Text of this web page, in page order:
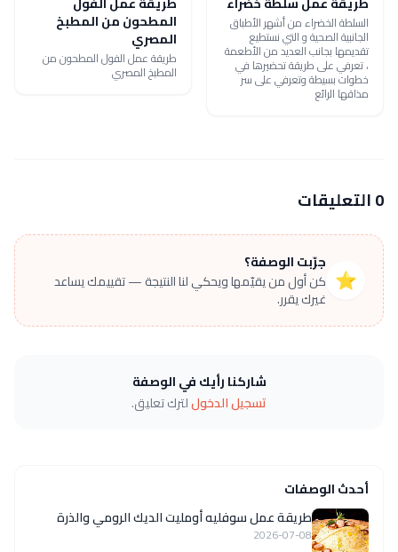
السلطة الخضراء من أشهر الأطباق
الجانبية الصحية و التي نستطيع
تقديمها بجانب العديد من الأطعمة
، تعرفي على طريقة تحضيرها في
خطوات بسيطة وتعرفي على سر
مذاقها الرائع
المطحون من المطبخ
المصري
طريقة عمل الفول المطحون من
المطبخ المصري
0 التعليقات
⭐
جرّبت الوصفة؟
كن أول من يقيّمها ويحكي لنا النتيجة — تقييمك يساعد
غيرك يقرر.
شاركنا رأيك في الوصفة
تسجيل الدخوللترك تعليق.
أحدث الوصفات
طريقة عمل سوفليه أومليت الديك الرومي والذرة
2026-07-08